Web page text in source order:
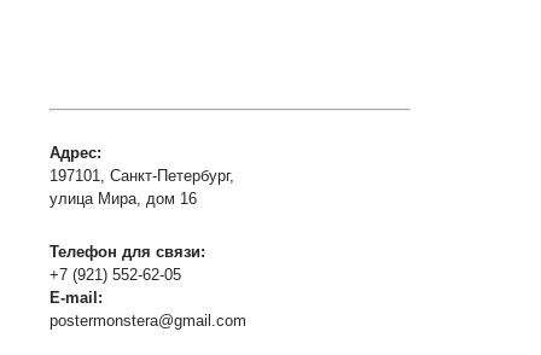
Адрес:
197101, Санкт-Петербург,
улица Мира, дом 16
Телефон для связи:
+7 (921) 552-62-05
E-mail:
postermonstera@gmail.com